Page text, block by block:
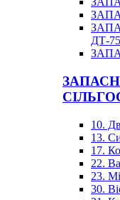
ДТ-75
10.
13.
17.
22.
23.
30.